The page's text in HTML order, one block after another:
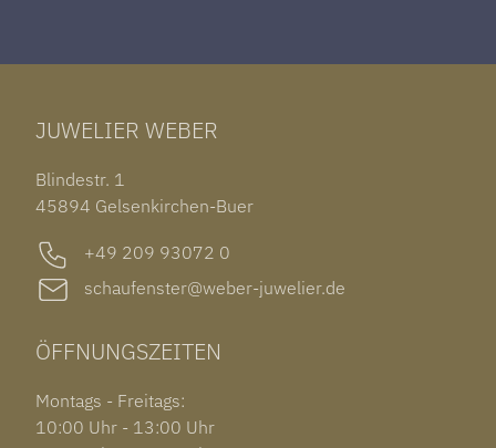
IWC PORTUGIESER
ARMSCHMUCK
OHRSCHMUCK
OUT OF COLLECTION
TAG HEUER CARRERA
ROLEX SUBMARINER DATE
GARMIN VENU 3S
JUWELIER WEBER
Blindestr. 1
45894 Gelsenkirchen-Buer
+49 209 93072 0
schaufenster@weber-juwelier.de
ÖFFNUNGSZEITEN
Montags - Freitags:
10:00 Uhr - 13:00 Uhr